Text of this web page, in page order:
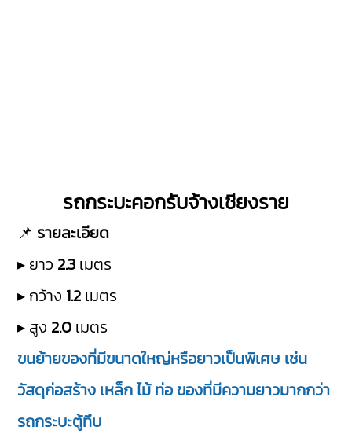
รถกระบะคอกรับจ้างเชียงราย
📌 รายละเอียด
▸ ยาว 2.3 เมตร
▸ กว้าง 1.2 เมตร
▸ สูง 2.0 เมตร
ขนย้ายของที่มีขนาดใหญ่หรือยาวเป็นพิเศษ เช่น
วัสดุก่อสร้าง เหล็ก ไม้ ท่อ ของที่มีความยาวมากกว่า
รถกระบะตู้ทึบ